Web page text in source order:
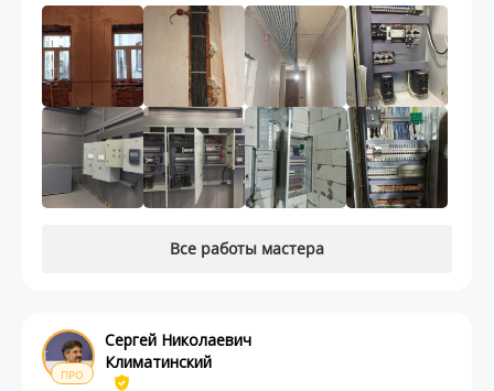
Все работы мастера
ПРО
Сергей Николаевич
Климатинский